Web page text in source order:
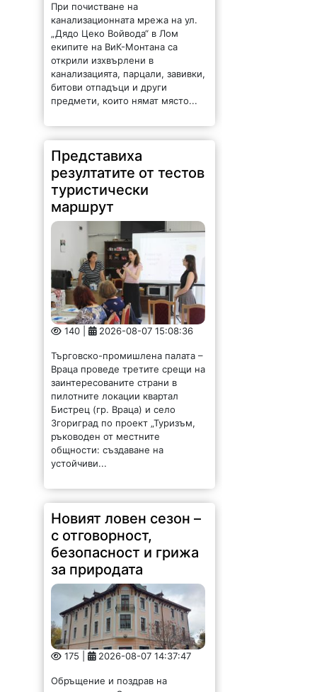
При почистване на
канализационната мрежа на ул.
„Дядо Цеко Войвода“ в Лом
екипите на ВиК-Монтана са
открили изхвърлени в
канализацията, парцали, завивки,
битови отпадъци и други
предмети, които нямат място...
Представиха
резултатите от тестов
туристически
маршрут
140 | 2026-08-07 15:08:36
Търговско-промишлена палата –
Враца проведе третите срещи на
заинтересованите страни в
пилотните локации квартал
Бистрец (гр. Враца) и село
Згориград по проект „Туризъм,
ръководен от местните
общности: създаване на
устойчиви...
Новият ловен сезон –
с отговорност,
безопасност и грижа
за природата
175 | 2026-08-07 14:37:47
Обръщение и поздрав на